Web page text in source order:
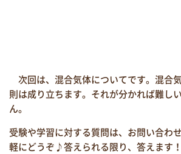
次回は、混合気体についてです。混合
則は成り立ちます。それが分かれば難し
ん。
受験や学習に対する質問は、お問い合わ
軽にどうぞ♪答えられる限り、答えます！